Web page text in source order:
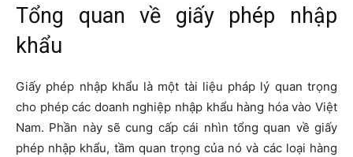
Tổng quan về giấy phép nhập
khẩu
Giấy phép nhập khẩu là một tài liệu pháp lý quan trọng
cho phép các doanh nghiệp nhập khẩu hàng hóa vào Việt
Nam. Phần này sẽ cung cấp cái nhìn tổng quan về giấy
phép nhập khẩu, tầm quan trọng của nó và các loại hàng